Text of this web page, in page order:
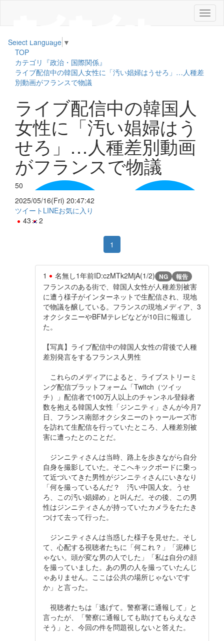
メ
ニ
Select Language ▼
TOP
カテゴリ『政治・国際関係』
ライブ配信中の韓国人女性に「汚い娼婦はうせろ」…人種差
別動画がフランスで物議
ライブ配信中の韓国人
女性に「汚い娼婦はう
せろ」…人種差別動画
がフランスで物議
50
2025/05/16(Fri) 20:47:42
ツイート LINEお気に入り
43
2
1
1 名無し1年前ID:czMTk2MjA(1/2) NG 報告
フランスのある街で、韓国人女性が人種差別被害
に遭う様子がインターネットで生配信され、現地
で物議を醸している。フランスの現地メディア、3
オクシタニーやBFMテレビなどが10日に報道し
た。
【写真】ライブ配信中の韓国人女性の背後で人種
差別発言をするフランス人男性
これらのメディアによると、ライブストリーミ
ング配信プラットフォーム「Twitch（ツイッ
チ）」配信者で100万人以上のチャンネル登録者
数を抱える韓国人女性「ジンニティ」さんが今月7
日、フランス南部オクシタニーのトゥールーズ市
を訪れて生配信を行っていたところ、人種差別被
害に遭ったとのことだ。
ジンニティさんは当時、路上を歩きながら自分
自身を撮影していた。そこへキックボードに乗っ
て近づいてきた男性がジンニティさんにいきなり
「何を撮っているんだ？ 汚い中国人女。うせ
ろ、この汚い娼婦め」と叫んだ。その後、この男
性はジンニティさんが持っていたカメラをたたき
つけて去って行った。
ジンニティさんは当惑した様子を見せた。そし
て、心配する視聴者たちに「何これ？」「泥棒じ
ゃない。頭が変な男の人でした」「私は自分の顔
を撮っていました。あの男の人を撮っていたんじ
ゃありません。ここは公共の場所じゃないです
か」と言った。
視聴者たちは「逃げて。警察署に通報して」と
言ったが、「警察に通報しても助けてもらえなさ
そう」と、今回の件を問題視しないと答えた。